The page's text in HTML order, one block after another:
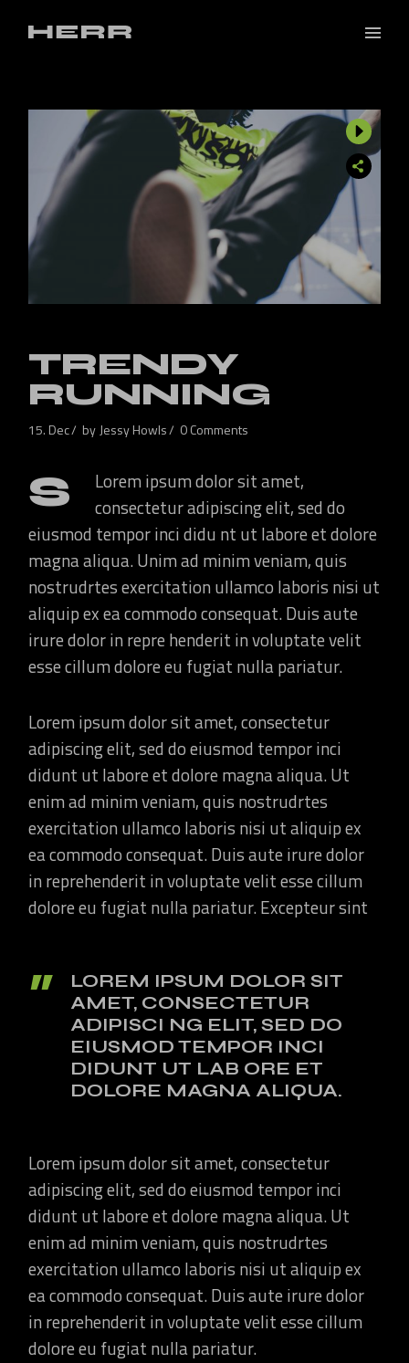
TRENDY
RUNNING
15. Dec by Jessy Howls 0 Comments
S
Lorem ipsum dolor sit amet,
consectetur adipiscing elit, sed do
eiusmod tempor inci didu nt ut labore et dolore
magna aliqua. Unim ad minim veniam, quis
nostrudrtes exercitation ullamco laboris nisi ut
aliquip ex ea commodo consequat. Duis aute
irure dolor in repre henderit in voluptate velit
esse cillum dolore eu fugiat nulla pariatur.
Lorem ipsum dolor sit amet, consectetur
adipiscing elit, sed do eiusmod tempor inci
didunt ut labore et dolore magna aliqua. Ut
enim ad minim veniam, quis nostrudrtes
exercitation ullamco laboris nisi ut aliquip ex
ea commodo consequat. Duis aute irure dolor
in reprehenderit in voluptate velit esse cillum
dolore eu fugiat nulla pariatur. Excepteur sint
LOREM IPSUM DOLOR SIT
AMET, CONSECTETUR
ADIPISCI NG ELIT, SED DO
EIUSMOD TEMPOR INCI
DIDUNT UT LAB ORE ET
DOLORE MAGNA ALIQUA.
Lorem ipsum dolor sit amet, consectetur
adipiscing elit, sed do eiusmod tempor inci
didunt ut labore et dolore magna aliqua. Ut
enim ad minim veniam, quis nostrudrtes
exercitation ullamco laboris nisi ut aliquip ex
ea commodo consequat. Duis aute irure dolor
in reprehenderit in voluptate velit esse cillum
dolore eu fugiat nulla pariatur.